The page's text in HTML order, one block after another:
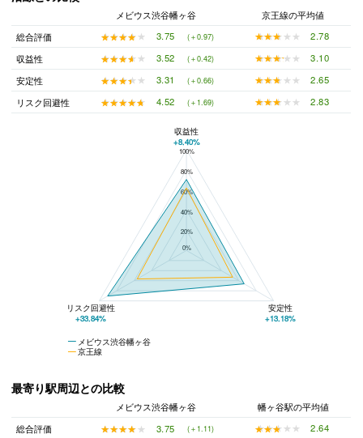
メビウス渋谷幡ヶ谷
京王線の平均値
総合評価
★★★★★
★★★★★ 3.75 (＋0.97) ★★★★★
★★★★★
2.78
収益性
★★★★★
★★★★★ 3.52 (＋0.42) ★★★★★
★★★★★
3.10
安定性
★★★★★
★★★★★ 3.31 (＋0.66) ★★★★★
★★★★★
2.65
リスク回避性
★★★★★
★★★★★ 4.52 (＋1.69) ★★★★★
★★★★★ 2.83
メビウス渋谷幡ヶ谷と京王線の平均値の総合評価の比較
100%
80%
60%
40%
20%
0%
メビウス渋谷幡ヶ谷
京王線
収益性
+8.40%
リスク回避性
+33.84%
安定性
+13.18%
最寄り駅周辺との比較
メビウス渋谷幡ヶ谷
幡ヶ谷駅の平均値
総合評価
★★★★★
★★★★★ 3.75 (＋1.11) ★★★★★
★★★★★
2.64